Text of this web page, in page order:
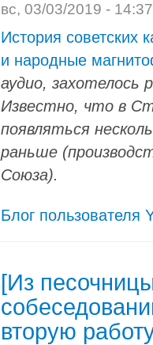
вс, 03/03/2019 -
История советских
и народные
аудио, захотелось
Известно, что в
появляться
раньше
Союза).
Блог пользователя
[Из
вторую